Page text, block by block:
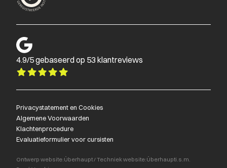
4.9/5 gebaseerd op 53 klantreviews
Privacystatement en Cookies
Algemene Voorwaarden
Klachtenprocedure
Evaluatieformulier voor cursisten
Ontwerp website:Überhaupt/Techniek website:Überhaupti.s.m.